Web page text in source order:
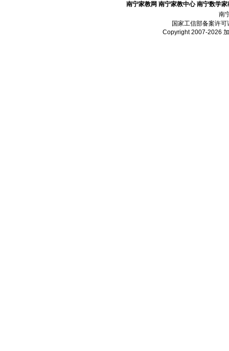
南宁家教网 南宁家教中心 南宁数学家
南
国家工信部备案许可
Copyright 2007-2026